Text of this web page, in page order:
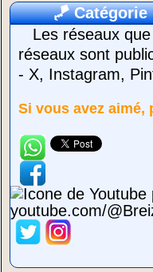
🪁Catégorie
Les réseaux
réseaux sont
- X, Instagram,
Si vous avez aimé,